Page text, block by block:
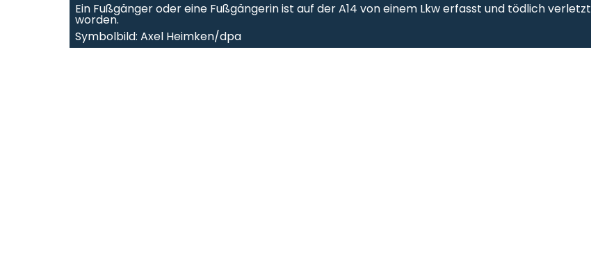
Ein Fußgänger oder eine Fußgängerin ist auf der A14 von einem Lkw erfasst und tödlich verletzt
worden.
Symbolbild: Axel Heimken/dpa